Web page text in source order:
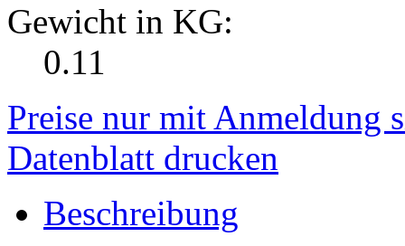
Gewicht in KG:
0.11
Preise nur mit Anmeldung
Datenblatt drucken
Beschreibung